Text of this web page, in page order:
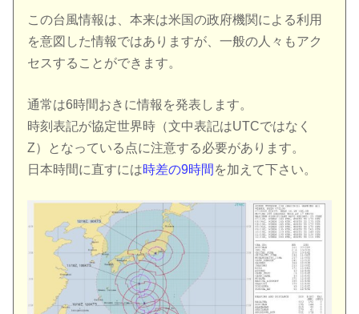
この台風情報は、本来は米国の政府機関による利用
を意図した情報ではありますが、一般の人々もアク
セスすることができます。
通常は6時間おきに情報を発表します。
時刻表記が協定世界時（文中表記はUTCではなく
Z）となっている点に注意する必要があります。
日本時間に直すには時差の9時間 を加えて下さい。